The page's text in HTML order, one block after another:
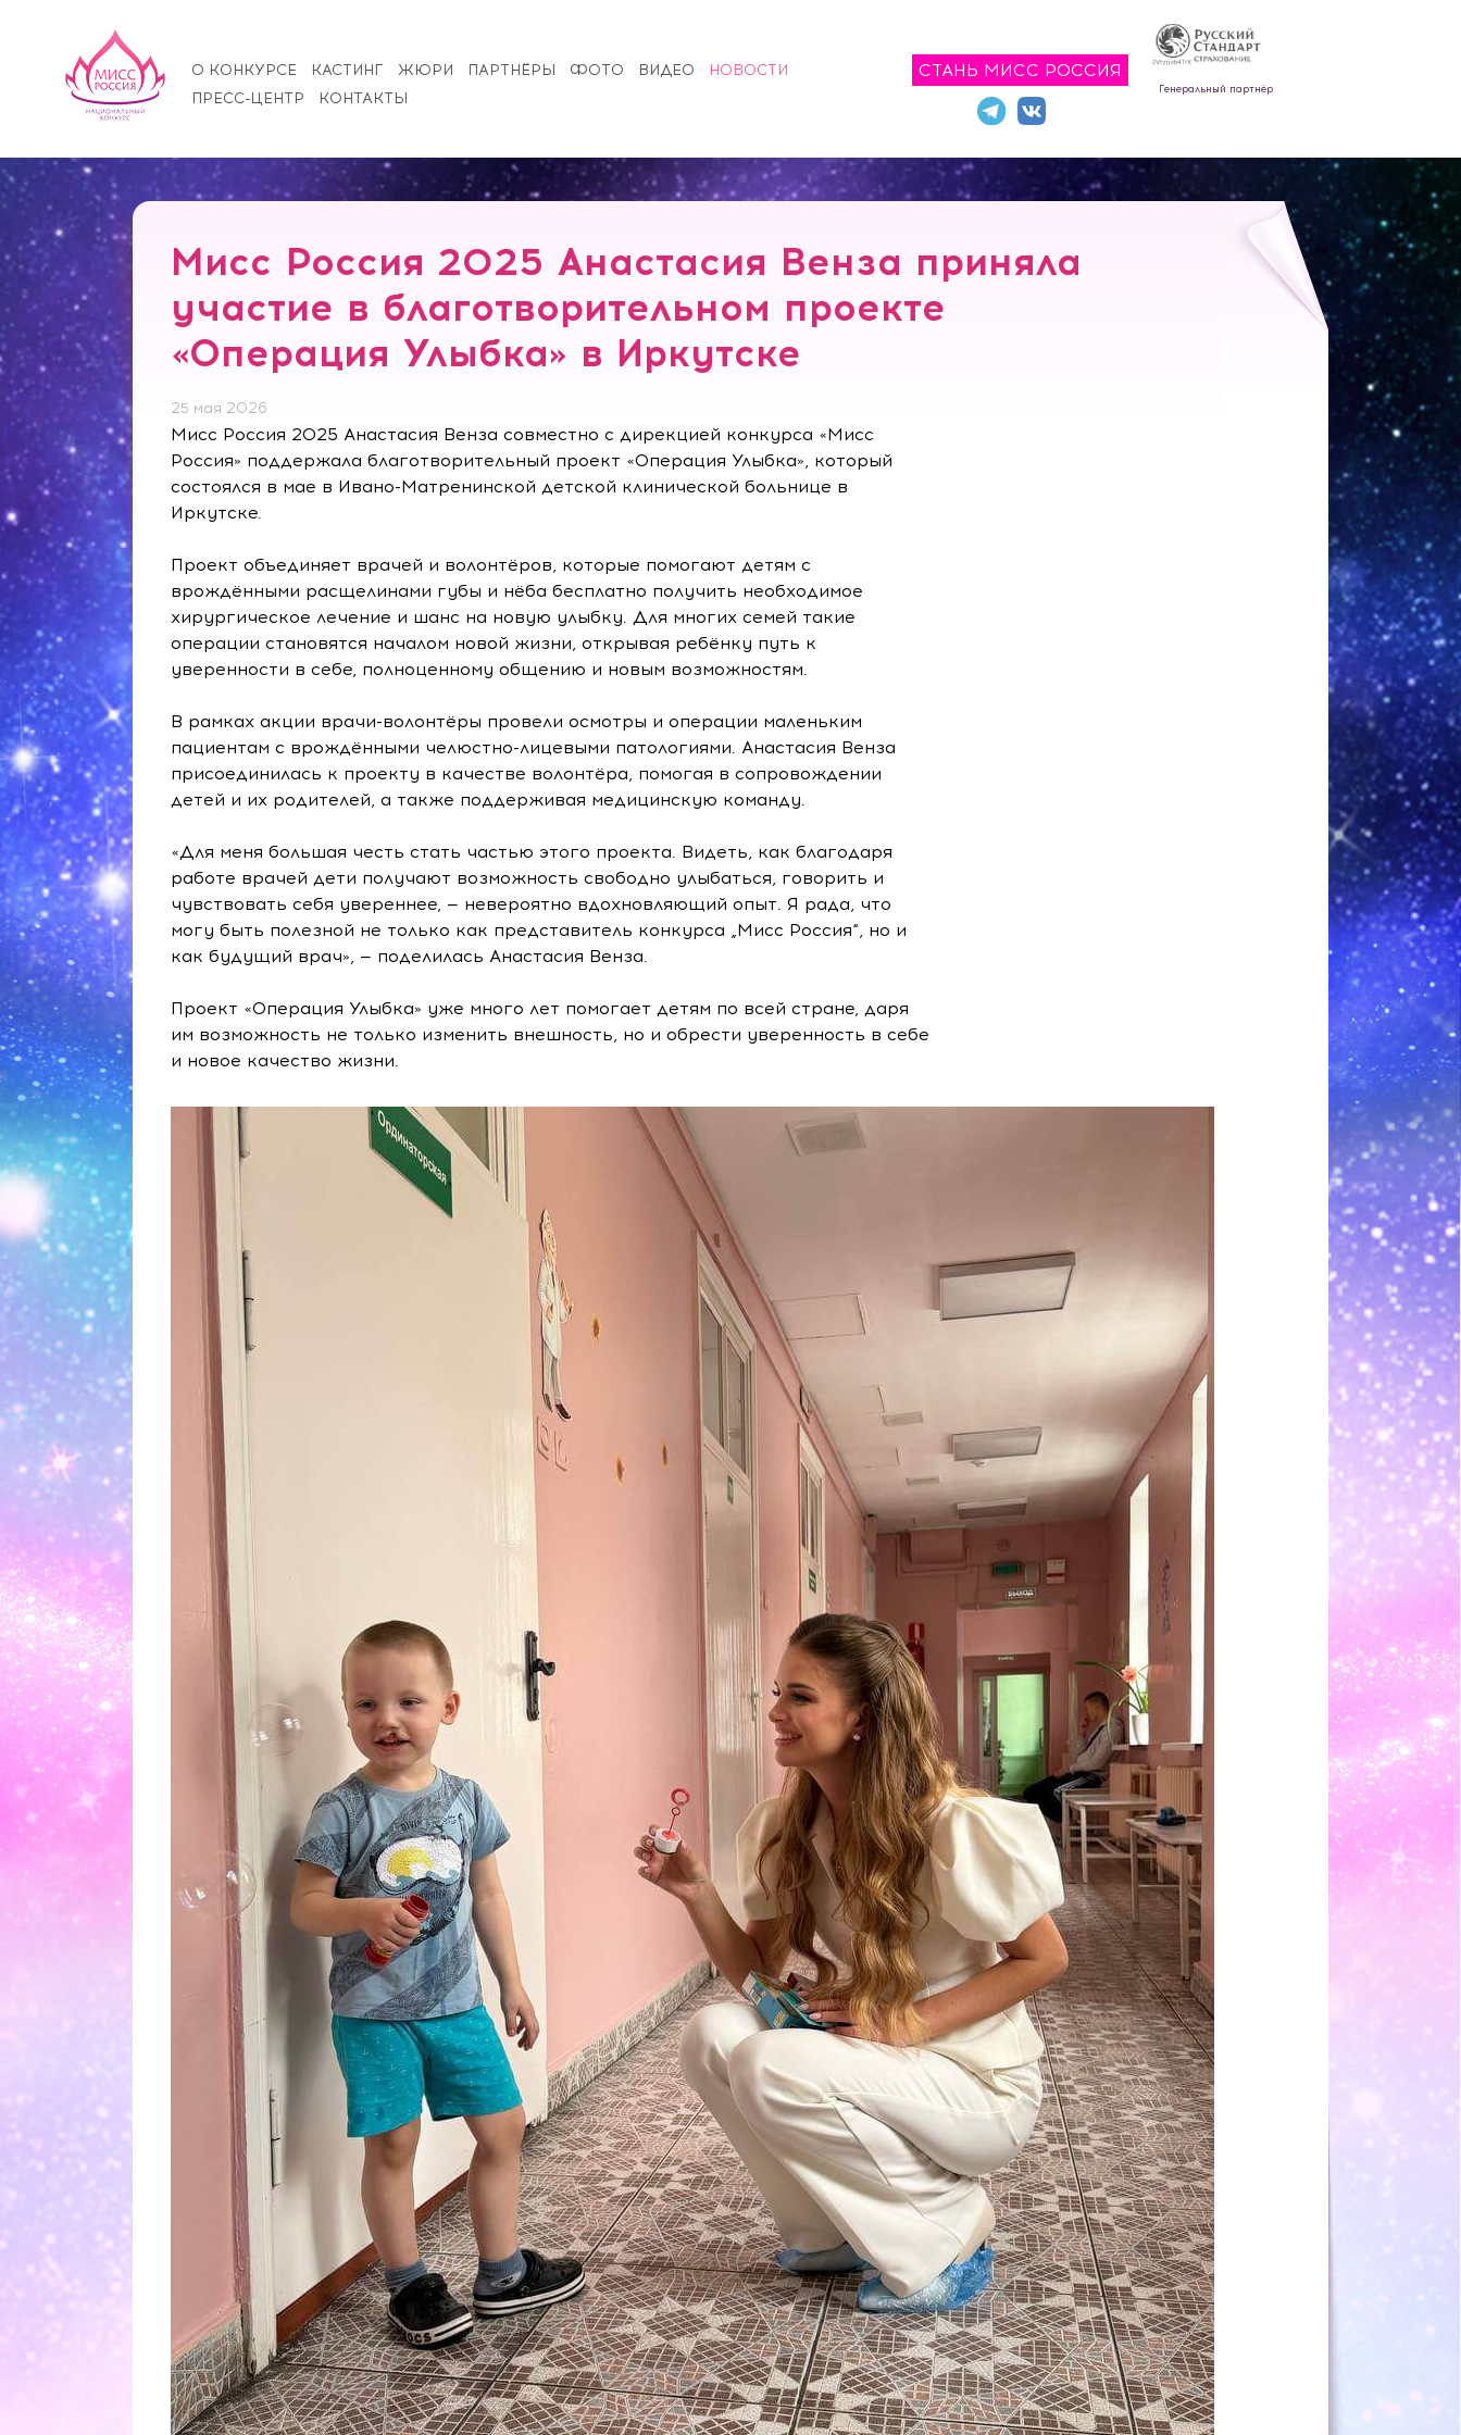
О КОНКУРСЕ КАСТИНГ ЖЮРИ ПАРТНЁРЫ ФОТО ВИДЕО
НОВОСТИ
ПРЕСС-ЦЕНТР
КОНТАКТЫ
СТАНЬ МИСС РОССИЯ
Генеральный партнёр
Мисс Россия 2025 Анастасия Венза приняла
участие в благотворительном проекте
«Операция Улыбка» в Иркутске
25 мая 2026
Мисс Россия 2025 Анастасия Венза совместно с дирекцией конкурса «Мисс
Россия» поддержала благотворительный проект «Операция Улыбка», который
состоялся в мае в Ивано-Матренинской детской клинической больнице в
Иркутске.
Проект объединяет врачей и волонтёров, которые помогают детям с
врождёнными расщелинами губы и нёба бесплатно получить необходимое
хирургическое лечение и шанс на новую улыбку. Для многих семей такие
операции становятся началом новой жизни, открывая ребёнку путь к
уверенности в себе, полноценному общению и новым возможностям.
В рамках акции врачи-волонтёры провели осмотры и операции маленьким
пациентам с врождёнными челюстно-лицевыми патологиями. Анастасия Венза
присоединилась к проекту в качестве волонтёра, помогая в сопровождении
детей и их родителей, а также поддерживая медицинскую команду.
«Для меня большая честь стать частью этого проекта. Видеть, как благодаря
работе врачей дети получают возможность свободно улыбаться, говорить и
чувствовать себя увереннее, — невероятно вдохновляющий опыт. Я рада, что
могу быть полезной не только как представитель конкурса „Мисс Россия“, но и
как будущий врач», — поделилась Анастасия Венза.
Проект «Операция Улыбка» уже много лет помогает детям по всей стране, даря
им возможность не только изменить внешность, но и обрести уверенность в себе
и новое качество жизни.